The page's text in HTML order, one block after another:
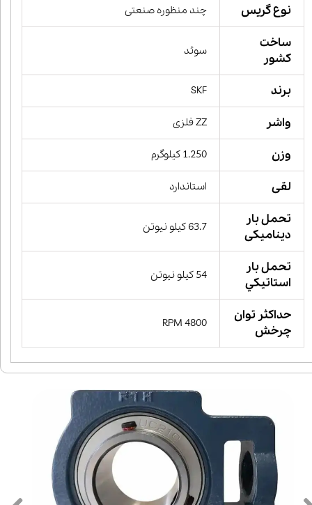
نوع گریس چند منظوره صنعتی
ساخت
کشور
سوئد
برند SKF
واشر ZZ فلزی
وزن 1.250 کیلوگرم
لقی استاندارد
تحمل بار
دینامیکی
63.7 کیلو نیوتن
تحمل بار
استاتيكي
54 کیلو نیوتن
حداکثر توان
چرخش
4800 RPM